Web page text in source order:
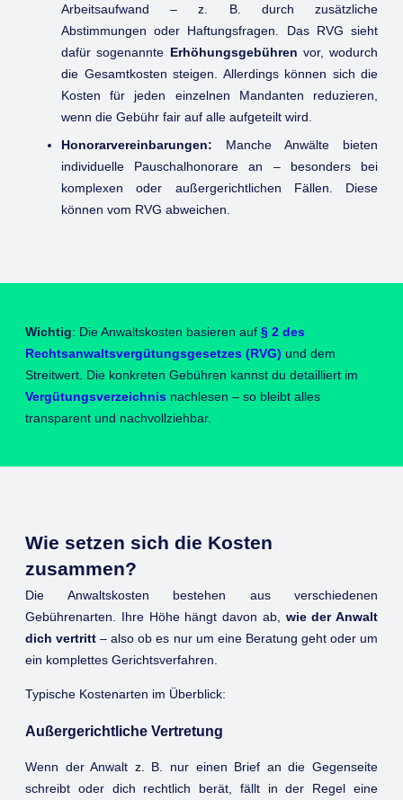
Arbeitsaufwand – z. B. durch zusätzliche
Abstimmungen oder Haftungsfragen. Das RVG sieht
dafür sogenannte Erhöhungsgebühren vor, wodurch
die Gesamtkosten steigen. Allerdings können sich die
Kosten für jeden einzelnen Mandanten reduzieren,
wenn die Gebühr fair auf alle aufgeteilt wird.
Honorarvereinbarungen: Manche Anwälte bieten
individuelle Pauschalhonorare an – besonders bei
komplexen oder außergerichtlichen Fällen. Diese
können vom RVG abweichen.
Wichtig: Die Anwaltskosten basieren auf § 2 des
Rechtsanwaltsvergütungsgesetzes (RVG) und dem
Streitwert. Die konkreten Gebühren kannst du detailliert im
Vergütungsverzeichnis nachlesen – so bleibt alles
transparent und nachvollziehbar.
Wie setzen sich die Kosten
zusammen?
Die Anwaltskosten bestehen aus verschiedenen
Gebührenarten. Ihre Höhe hängt davon ab, wie der Anwalt
dich vertritt – also ob es nur um eine Beratung geht oder um
ein komplettes Gerichtsverfahren.
Typische Kostenarten im Überblick:
Außergerichtliche Vertretung
Wenn der Anwalt z. B. nur einen Brief an die Gegenseite
schreibt oder dich rechtlich berät, fällt in der Regel eine